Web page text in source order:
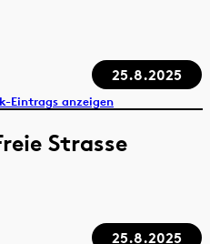
25.8.2025
Eintrags anzeigen
Strasse
25.8.2025